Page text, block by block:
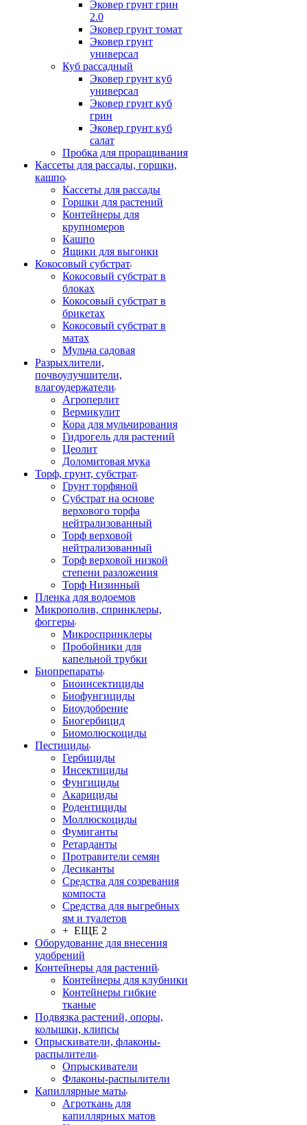
Эковер грунт грин
2.0
Эковер грунт томат
Эковер грунт
универсал
Куб рассадный
Эковер грунт куб
универсал
Эковер грунт куб
грин
Эковер грунт куб
салат
Пробка для проращивания
Кассеты для рассады, горшки,
кашпо
Кассеты для рассады
Горшки для растений
Контейнеры для
крупномеров
Кашпо
Ящики для выгонки
Кокосовый субстрат
Кокосовый субстрат в
блоках
Кокосовый субстрат в
брикетах
Кокосовый субстрат в
матах
Мульча садовая
Разрыхлители,
почвоулучшители,
влагоудержатели
Агроперлит
Вермикулит
Кора для мульчирования
Гидрогель для растений
Цеолит
Доломитовая мука
Торф, грунт, субстрат
Грунт торфяной
Субстрат на основе
верхового торфа
нейтрализованный
Торф верховой
нейтрализованный
Торф верховой низкой
степени разложения
Торф Низинный
Пленка для водоемов
Микрополив, спринклеры,
фоггеры
Микроспринклеры
Пробойники для
капельной трубки
Биопрепараты
Биоинсектициды
Биофунгициды
Биоудобрение
Биогербицид
Биомолюскоциды
Пестициды
Гербициды
Инсектициды
Фунгициды
Акарициды
Родентициды
Моллюскоциды
Фумиганты
Ретарданты
Протравители семян
Десиканты
Средства для созревания
компоста
Средства для выгребных
ям и туалетов
+ ЕЩЕ 2
Оборудование для внесения
удобрений
Контейнеры для растений
Контейнеры для клубники
Контейнеры гибкие
тканые
Подвязка растений, опоры,
колышки, клипсы
Опрыскиватели, флаконы-
распылители
Опрыскиватели
Флаконы-распылители
Капиллярные маты
Агроткань для
капиллярных матов